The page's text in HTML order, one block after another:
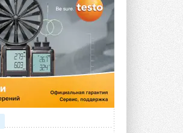
тепловой насос PV/T
общим испарителем
предложили
двухисточникового ...
2026
форум
пройдет 2-3 сентября в
Slavyanskaya. Форум
двух тысяч участников ...
2026